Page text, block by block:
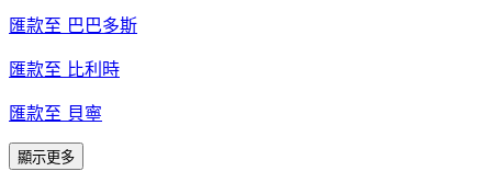
匯款至 巴巴多斯
匯款至 比利時
匯款至 貝寧
顯示更多